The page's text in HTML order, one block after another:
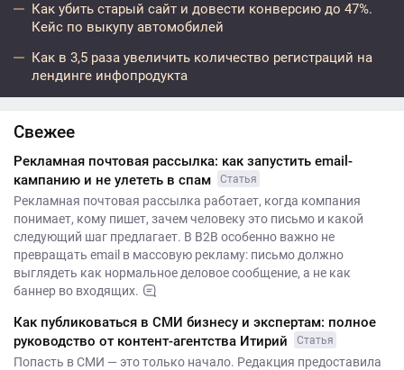
Как убить старый сайт и довести конверсию до 47%.
Кейс по выкупу автомобилей
Как в 3,5 раза увеличить количество регистраций на
лендинге инфопродукта
Свежее
Рекламная почтовая рассылка: как запустить email-
кампанию и не улететь в спам
Статья
Рекламная почтовая рассылка работает, когда компания
понимает, кому пишет, зачем человеку это письмо и какой
следующий шаг предлагает. В B2B особенно важно не
превращать email в массовую рекламу: письмо должно
выглядеть как нормальное деловое сообщение, а не как
баннер во входящих.
Как публиковаться в СМИ бизнесу и экспертам: полное
руководство от контент-агентства Итирий
Статья
Попасть в СМИ — это только начало. Редакция предоставила